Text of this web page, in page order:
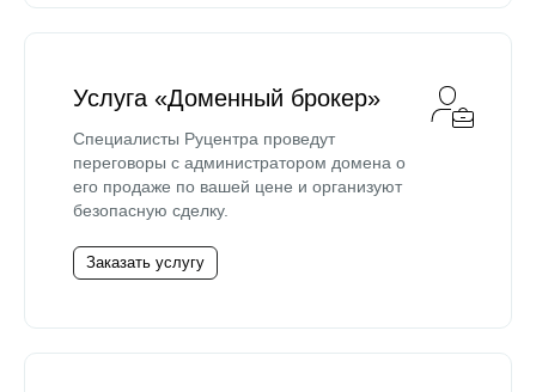
Услуга «Доменный брокер»
Специалисты Руцентра проведут
переговоры с администратором домена о
его продаже по вашей цене и организуют
безопасную сделку.
Заказать услугу